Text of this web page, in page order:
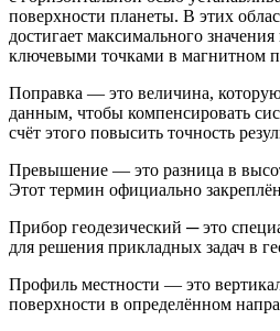
поверхности планеты. В этих
достигает максимального
ключевыми точками в магнитном
Поправка — это величина,
данным, чтобы компенсировать
счёт этого повысить точность
Превышение — это разница в
Этот термин официально
Прибор геодезический ─ это
для решения прикладных задач в
Профиль местности — это
поверхности в определённом